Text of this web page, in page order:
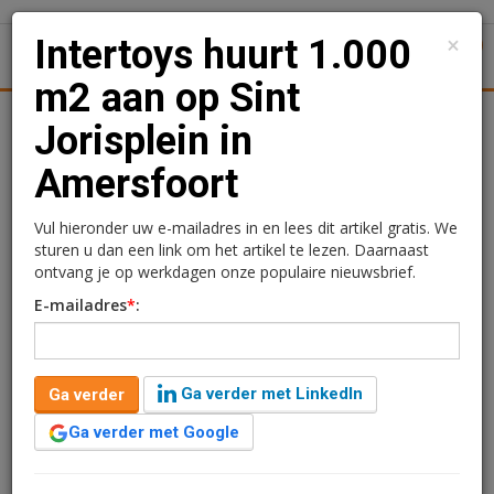
Retail Logistiek
Intertoys huurt 1.000
m2 aan op Sint Jorisplein
in Amersfoort
Redactie
23 juni 2023 om 13:45
3 jaar geleden aangepast
1 minuut leestijd
Vastgoedbelegger Altera Vastgoed heeft een winkel op
de verdieping van het Sint Jorisplein van bijna 1.000
×
Intertoys huurt 1.000
m2 aan op Sint
Jorisplein in
Amersfoort
Vul hieronder uw e-mailadres in en lees dit artikel gratis. We
sturen u dan een link om het artikel te lezen. Daarnaast
ontvang je op werkdagen onze populaire nieuwsbrief.
E-mailadres*:
Ga verder
Ga verder met LinkedIn
Ga verder met Google